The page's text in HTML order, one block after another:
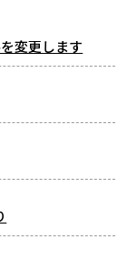
変更します